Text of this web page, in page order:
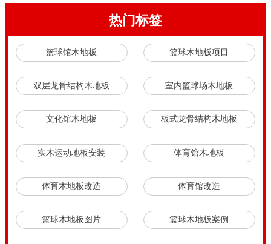
热门标签
篮球馆木地板 篮球木地板项目
双层龙骨结构木地板 室内篮球场木地板
文化馆木地板 板式龙骨结构木地板
实木运动地板安装 体育馆木地板
体育木地板改造 体育馆改造
篮球木地板图片 篮球木地板案例